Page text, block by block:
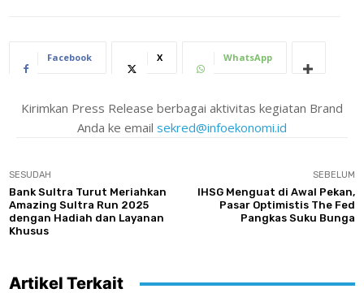
Facebook X WhatsApp
Kirimkan Press Release berbagai aktivitas kegiatan Brand
Anda ke email sekred@infoekonomi.id
SESUDAH
Bank Sultra Turut Meriahkan
Amazing Sultra Run 2025
dengan Hadiah dan Layanan
Khusus
SEBELUM
IHSG Menguat di Awal Pekan,
Pasar Optimistis The Fed
Pangkas Suku Bunga
Artikel Terkait